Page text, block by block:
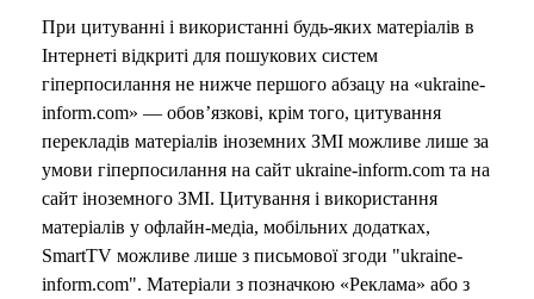
При цитуванні і використанні будь-яких матеріалів в
Інтернеті відкриті для пошукових систем
гіперпосилання не нижче першого абзацу на «ukraine-
inform.com» — обов’язкові, крім того, цитування
перекладів матеріалів іноземних ЗМІ можливе лише за
умови гіперпосилання на сайт ukraine-inform.com та на
сайт іноземного ЗМІ. Цитування і використання
матеріалів у офлайн-медіа, мобільних додатках,
SmartTV можливе лише з письмової згоди "ukraine-
inform.com". Матеріали з позначкою «Реклама» або з